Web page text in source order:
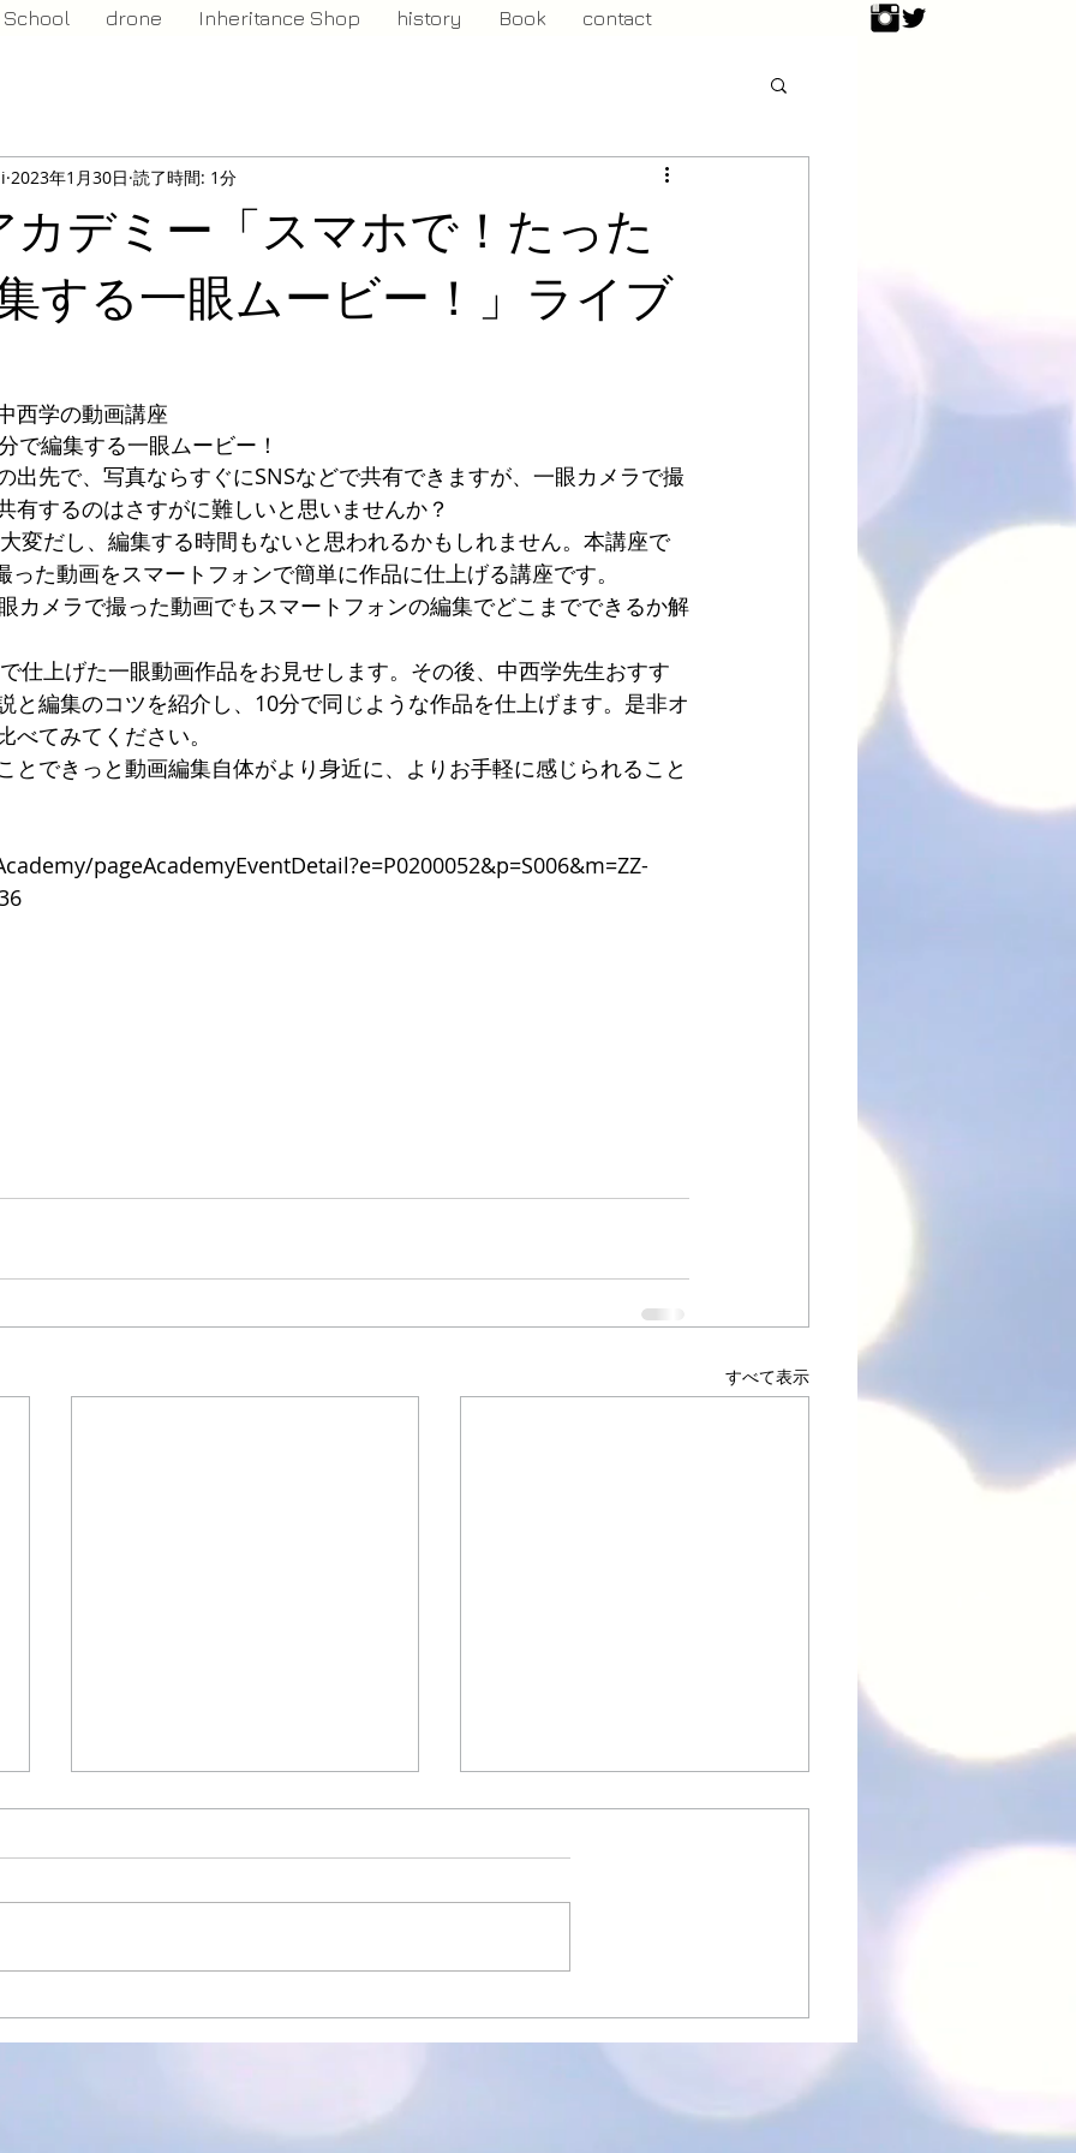
School drone Inheritance Shop history Book contact
カデミー「スマホで！たった
する一眼ムービー！」ライブ
2023年1月30日 読了時間: 1分
西学の動画講座
で編集する一眼ムービー！
出先で、写真ならすぐにSNSなどで共有できますが、一眼カメラで撮
有するのはさすがに難しいと思いませんか？
変だし、編集する時間もないと思われるかもしれません。本講座で
った動画をスマートフォンで簡単に作品に仕上げる講座です。
カメラで撮った動画でもスマートフォンの編集でどこまでできるか解
仕上げた一眼動画作品をお見せします。その後、中西学先生おすす
と編集のコツを紹介し、10分で同じような作品を仕上げます。是非オ
てみてください。
とできっと動画編集自体がより身近に、よりお手軽に感じられること
pageAcademyEventDetail?e=P0200052&p=S006&m=ZZ-
すべて表示
in ヨドバシカメラマルチメデ
in ヨドバシカメラマルチメデ